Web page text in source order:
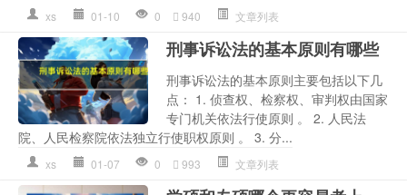
xs 01-10 0 940 文章列表
刑事诉讼法的基本原则有哪些
刑事诉讼法的基本原则主要包括以下几
点： 1. 侦查权、检察权、审判权由国家
专门机关依法行使原则 。 2. 人民法
院、人民检察院依法独立行使职权原则 。 3. 分...
xs 01-07 0 993 文章列表